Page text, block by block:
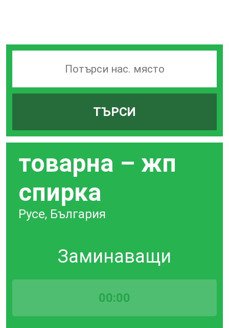
на
ТЪРСИ
товарна – жп
спирка
Русе, България
Заминаващи
00:00